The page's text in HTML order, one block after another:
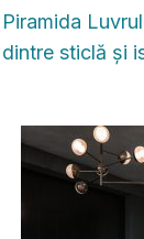
Piramida
dintre sticlă și